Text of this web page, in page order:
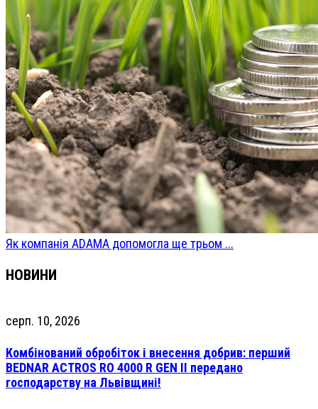
Як компанія ADAMA допомогла ще трьом ...
НОВИНИ
серп. 10, 2026
Комбінований обробіток і внесення добрив: перший
BEDNAR ACTROS RO 4000 R GEN II передано
господарству на Львівщині!